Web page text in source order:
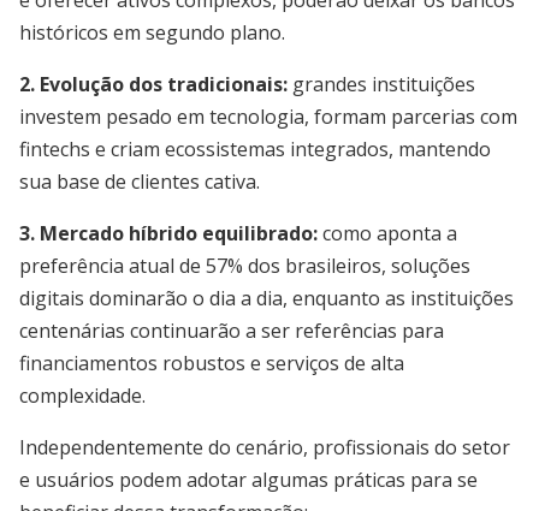
históricos em segundo plano.
2. Evolução dos tradicionais: grandes instituições
investem pesado em tecnologia, formam parcerias com
fintechs e criam ecossistemas integrados, mantendo
sua base de clientes cativa.
3. Mercado híbrido equilibrado:como aponta a
preferência atual de 57% dos brasileiros, soluções
digitais dominarão o dia a dia, enquanto as instituições
centenárias continuarão a ser referências para
financiamentos robustos e serviços de alta
complexidade.
Independentemente do cenário, profissionais do setor
e usuários podem adotar algumas práticas para se